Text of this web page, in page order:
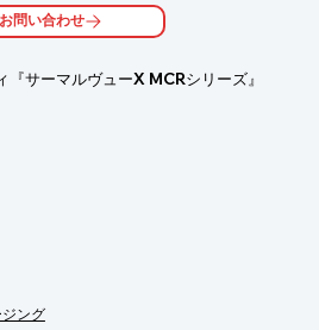
お問い合わせ
『サーマルヴューX MCRシリーズ』
ング